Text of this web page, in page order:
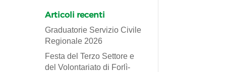
Articoli recenti
Graduatorie Servizio Civile
Regionale 2026
Festa del Terzo Settore e
del Volontariato di Forlì-